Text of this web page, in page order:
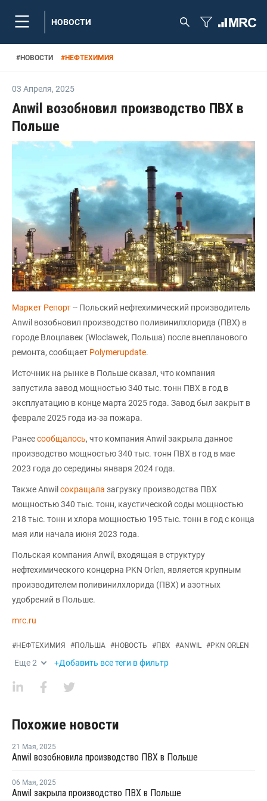
НОВОСТИ
#НОВОСТИ #НЕФТЕХИМИЯ
03 Апреля, 2025
Anwil возобновил производство ПВХ в
Польше
Маркет Репорт-- Польский нефтехимический производитель
Anwil возобновил производство поливинилхлорида (ПВХ) в
городе Влоцлавек (Wloclawek, Польша) после внепланового
ремонта, сообщает Polymerupdate.
Источник на рынке в Польше сказал, что компания
запустила завод мощностью 340 тыс. тонн ПВХ в год в
эксплуатацию в конце марта 2025 года. Завод был закрыт в
феврале 2025 года из-за пожара.
Ранеесообщалось, что компания Anwil закрыла данное
производство мощностью 340 тыс. тонн ПВХ в год в мае
2023 года до середины января 2024 года.
Также Anwil сокращала загрузку производства ПВХ
мощностью 340 тыс. тонн, каустической соды мощностью
218 тыс. тонн и хлора мощностью 195 тыс. тонн в год с конца
мая или начала июня 2023 года.
Польская компания Anwil, входящая в структуру
нефтехимического концерна PKN Orlen, является крупным
производителем поливинилхлорида (ПВХ) и азотных
удобрений в Польше.
mrc.ru
#НЕФТЕХИМИЯ #ПОЛЬША #НОВОСТЬ #ПВХ #ANWIL #PKN ORLEN
Еще2 +Добавить все теги в фильтр
Похожие новости
21 Мая, 2025
Anwil возобновила производство ПВХ в Польше
06 Мая, 2025
Anwil закрыла производство ПВХ в Польше